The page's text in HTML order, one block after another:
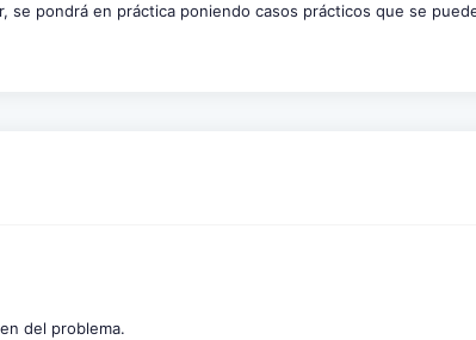
pondrá en práctica poniendo casos prácticos que se
del problema.